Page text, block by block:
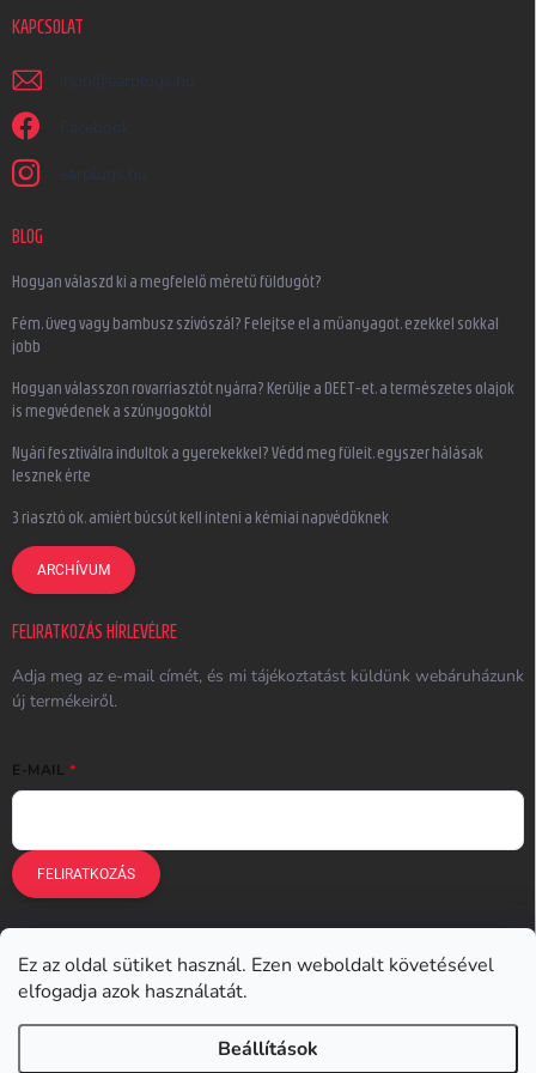
Ez az oldal sütiket használ. Ezen weboldalt követésével
elfogadja azok használatát.
Beállítások
KAPCSOLAT
irjon @ earplugs.hu
Facebook
earplugs.hu
BLOG
Hogyan válaszd ki a megfelelő méretű füldugót?
Fém, üveg vagy bambusz szívószál? Felejtse el a műanyagot, ezekkel sokkal
jobb
Hogyan válasszon rovarriasztót nyárra? Kerülje a DEET-et, a természetes olajok
is megvédenek a szúnyogoktól
Nyári fesztiválra indultok a gyerekekkel? Védd meg füleit, egyszer hálásak
lesznek érte
3 riasztó ok, amiért búcsút kell inteni a kémiai napvédőknek
ARCHÍVUM
FELIRATKOZÁS HÍRLEVÉLRE
Adja meg az e-mail címét, és mi tájékoztatást küldünk webáruházunk
új termékeiről.
E-MAIL
FELIRATKOZÁS
Earplugs.cz Earplugs.sk
Earplugs.at Earplugs.ro Lunesto.cz